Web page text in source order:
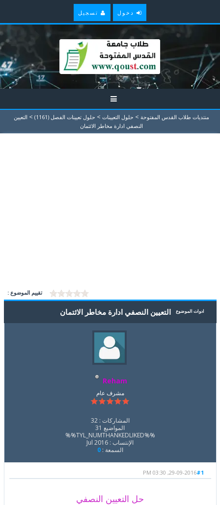
دخول تسجيل
منتديات طلاب القدس المفتوحة > حلول التعيينات > حلول تعيينات الفصل (1161) > التعيين
النصفي ادارة مخاطر الائتمان
تقييم الموضوع :
ادوات الموضوع التعيين النصفي ادارة مخاطر الائتمان
Reham
مشرف عام
المشاركات : 32
المواضيع 31
%%TYL_NUMTHANKEDLIKED%%
الإنتساب : Jul 2016
السمعة :0
#1
29-09-2016, 03:30 PM
حل التعيين النصفي